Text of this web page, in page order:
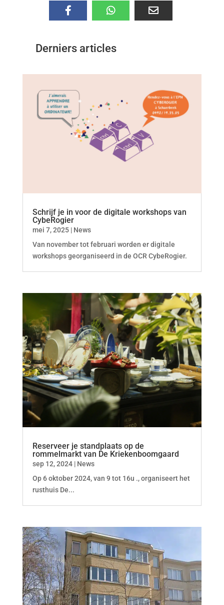
Derniers articles
Schrijf je in voor de digitale workshops van
CybeRogier
mei 7, 2025| News
Van november tot februari worden er digitale
workshops georganiseerd in de OCR CybeRogier.
Reserveer je standplaats op de
rommelmarkt van De Kriekenboomgaard
sep 12, 2024| News
Op 6 oktober 2024, van 9 tot 16u ., organiseert het
rusthuis De...